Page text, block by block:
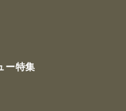
ー特集